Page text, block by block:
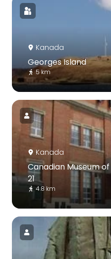
Kanada
Georges Island
5 km
Kanada
Canadian Museum
21
4.8 km